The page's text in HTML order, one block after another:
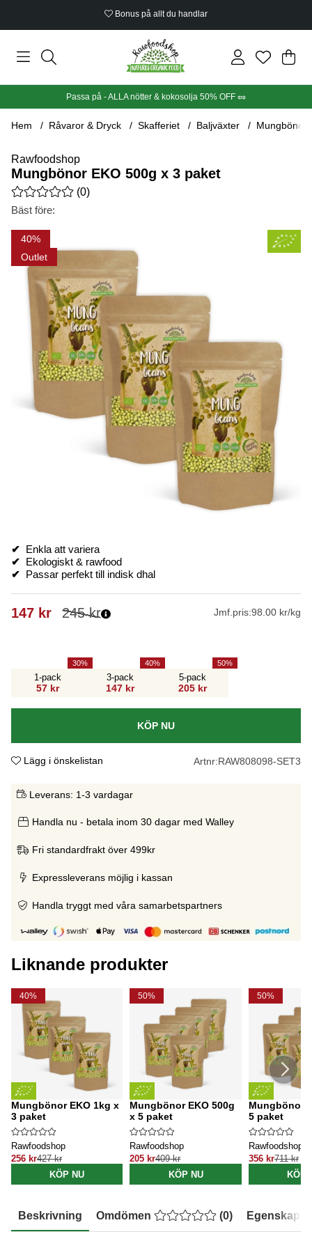
Bonus på allt du handlar
Din
.
Passa på - ALLA nötter & kokosolja 50% OFF 🥜
Hem Råvaror & Dryck Skafferiet Baljväxter Mungbönor
Rawfoodshop
Mungbönor EKO 500g x 3 paket
Medelbetyg 0 av 5 Antal betyg 0
(0)
Bäst före:
40
Outlet
Produktbilder Mungbönor EKO 500g x 3 paket
✔
Enkla att variera
✔
Ekologiskt & rawfood
✔
Passar perfekt till indisk dhal
245kr
147 kr Jmf.pris:98.00 kr/kg
1-pack
57 kr
30
3-pack
147 kr
40
5-pack
205 kr
50
KÖP NU
Lägg i önskelistan Artnr:RAW808098-SET3
Leverans: 1-3 vardagar
Handla nu - betala inom 30 dagar med Walley
Fri standardfrakt över 499kr
Expressleverans möjlig i kassan
Handla tryggt med våra samarbetspartners
Liknande produkter
40%
Mungbönor EKO 1kg x
3 paket
Rawfoodshop
256 kr427 kr
KÖP NU
50%
Mungbönor EKO 500g
x 5 paket
Rawfoodshop
205 kr409 kr
KÖP NU
50%
Mungbönor
5 paket
Rawfoodshop
356 kr711 kr
KÖP
Beskrivning Omdömen (0) Egenskaper